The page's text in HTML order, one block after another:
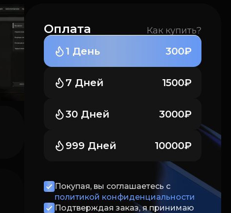
Оплата Как купить?
1 День 300₽
7 Дней 1500₽
30 Дней 3000₽
999 Дней 10000₽
Покупая, вы соглашаетесь с
политикой конфиденциальности
Подтверждая заказ, я принимаю